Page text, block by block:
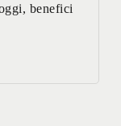
benefici